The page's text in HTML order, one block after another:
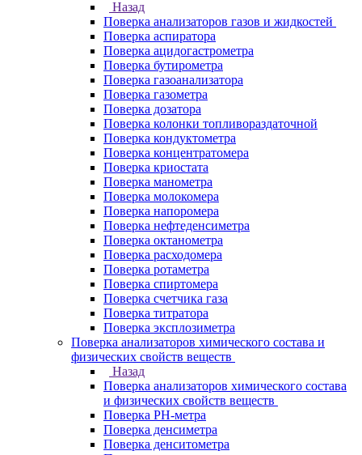
Назад
Поверка анализаторов газов и жидкостей
Поверка аспиратора
Поверка ацидогастрометра
Поверка бутирометра
Поверка газоанализатора
Поверка газометра
Поверка дозатора
Поверка колонки топливораздаточной
Поверка кондуктометра
Поверка концентратомера
Поверка криостата
Поверка манометра
Поверка молокомера
Поверка напоромера
Поверка нефтеденсиметра
Поверка октанометра
Поверка расходомера
Поверка ротаметра
Поверка спиртомера
Поверка счетчика газа
Поверка титратора
Поверка эксплозиметра
Поверка анализаторов химического состава и
физических свойств веществ
Назад
Поверка анализаторов химического состава
и физических свойств веществ
Поверка PH-метра
Поверка денсиметра
Поверка денситометра